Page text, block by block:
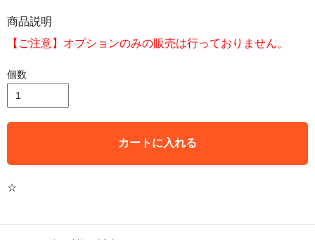
商品説明
【ご注意】オプションのみの販売は行っておりません。
個数
カートに入れる
☆